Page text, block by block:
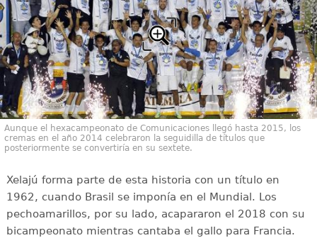
Aunque el hexacampeonato de Comunicaciones llegó hasta 2015, los
cremas en el año 2014 celebraron la seguidilla de títulos que
posteriormente se convertiría en su sextete.
Xelajú forma parte de esta historia con un título en
1962, cuando Brasil se imponía en el Mundial. Los
pechoamarillos, por su lado, acapararon el 2018 con su
bicampeonato mientras cantaba el gallo para Francia.